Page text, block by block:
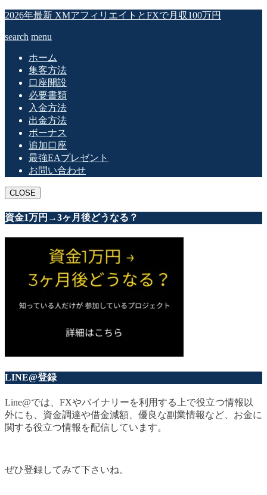
2026年最新 XMアフィリエイトとFXで月収100万円
search menu
ホーム
集客方法
口座開設
必要書類
入金方法
出金方法
ボーナス
追加口座
最強EAプレゼント
お問い合わせ
CLOSE
資金1万円→3ヶ月後どうなる？
LINE@登録
Line@では、FXやバイナリーを利用する上で役立つ情報以
外にも、資金調達や借金減額、優良な副業情報など、お金に
関する役立つ情報を配信しています。
ぜひ登録してみて下さいね。